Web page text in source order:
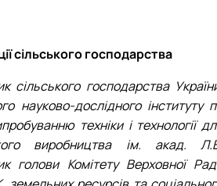
сільського господарства
сільського господарства
науково-дослідного інституту
техніки і технології
виробництва ім. акад.
голови Комітету Верховної